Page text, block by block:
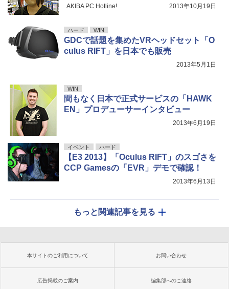
AKIBA PC Hotline! 2013年10月19日
ハード WIN
GDCで話題を集めたVRヘッドセット「O
culus RIFT」を日本でも販売
2013年5月1日
WIN
間もなく日本で正式サービスの「HAWK
EN」プロデューサーインタビュー
2013年6月19日
イベント ハード
【E3 2013】「Oculus RIFT」のスゴさを
CCP Gamesの「EVR」デモで確認！
2013年6月13日
もっと関連記事を見る
本サイトのご利用について お問い合わせ
広告掲載のご案内 編集部へのご連絡